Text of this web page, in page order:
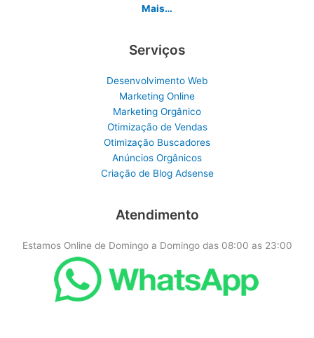
Mais…
Serviços
Desenvolvimento Web
Marketing Online
Marketing Orgânico
Otimização de Vendas
Otimização Buscadores
Anúncios Orgânicos
Criação de Blog Adsense
Atendimento
Estamos Online de Domingo a Domingo das 08:00 as 23:00